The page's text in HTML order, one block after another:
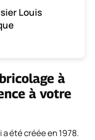
Louis
à
à votre
été créée en 1978.